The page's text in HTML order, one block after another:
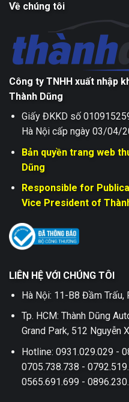
Về chúng tôi
Công ty TNHH xuất nhập
Thành Dũng
Giấy ĐKKD số
Hà Nội cấp ngày 03/04/
Bản quyền trang web
Dũng
Responsible for
Vice President of
LIÊN HỆ VỚI CHÚNG TÔI
Hà Nội: 11-B8 Đầm Trấu,
Tp. HCM: Thành Dũng
Grand Park, 512 Nguyễn
Hotline: 0931.029.029 -
0705.738.738 -
0565.691.699 -